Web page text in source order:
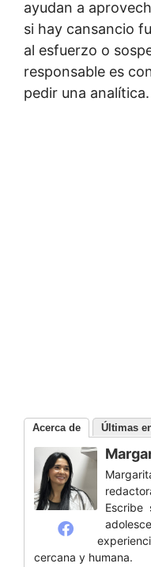
ayudan a
si hay cansancio
al esfuerzo o
responsable es
pedir una analítica.
Acerca de Últimas
cercana y humana.